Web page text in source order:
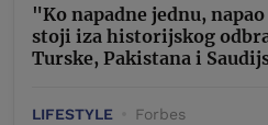
"Ko napadne jednu,
stoji iza historijskog
Turske, Pakistana i
LIFESTYLE Forbes